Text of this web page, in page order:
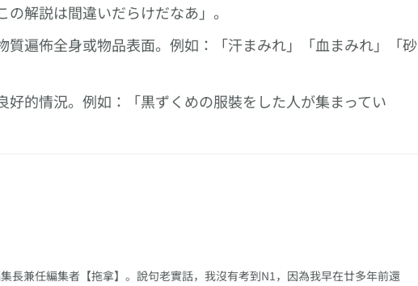
解説は間違いだらけだなあ」。
質遍佈全身或物品表面。例如：「汗まみれ」「血まみれ」「砂
好的情況。例如：「黒ずくめの服裝をした人が集まってい
長兼任編集者【拖拿】。說句老實話，我沒有考到N1，因為我早在廿多年前還